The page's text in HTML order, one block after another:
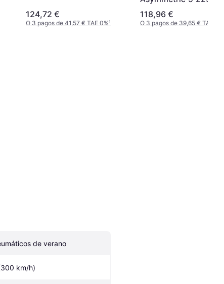
124,72 €
O 3 pagos de 41,57 € TAE 0%¹
95Y XL
118,96 €
O 3 pagos de 39,65 € TAE 0%
de verano
km/h)